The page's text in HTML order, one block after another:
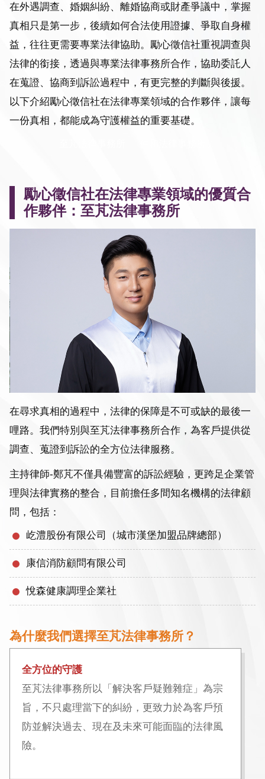
在外遇調查、婚姻糾紛、離婚協商或財產爭議中，掌握
真相只是第一步，後續如何合法使用證據、爭取自身權
益，往往更需要專業法律協助。勵心徵信社重視調查與
法律的銜接，透過與專業法律事務所合作，協助委託人
在蒐證、協商到訴訟過程中，有更完整的判斷與後援。
以下介紹勵心徵信社在法律專業領域的合作夥伴，讓每
一份真相，都能成為守護權益的重要基礎。
勵心徵信社在法律專業領域的優質合
作夥伴：至芃法律事務所
在尋求真相的過程中，法律的保障是不可或缺的最後一
哩路。我們特別與至芃法律事務所合作，為客戶提供從
調查、蒐證到訴訟的全方位法律服務。
主持律師-鄭芃不僅具備豐富的訴訟經驗，更跨足企業管
理與法律實務的整合，目前擔任多間知名機構的法律顧
問，包括：
屹澧股份有限公司（城市漢堡加盟品牌總部）
康信消防顧問有限公司
悅森健康調理企業社
為什麼我們選擇至芃法律事務所？
全方位的守護
至芃法律事務所以「解決客戶疑難雜症」為宗
旨，不只處理當下的糾紛，更致力於為客戶預
防並解決過去、現在及未來可能面臨的法律風
險。